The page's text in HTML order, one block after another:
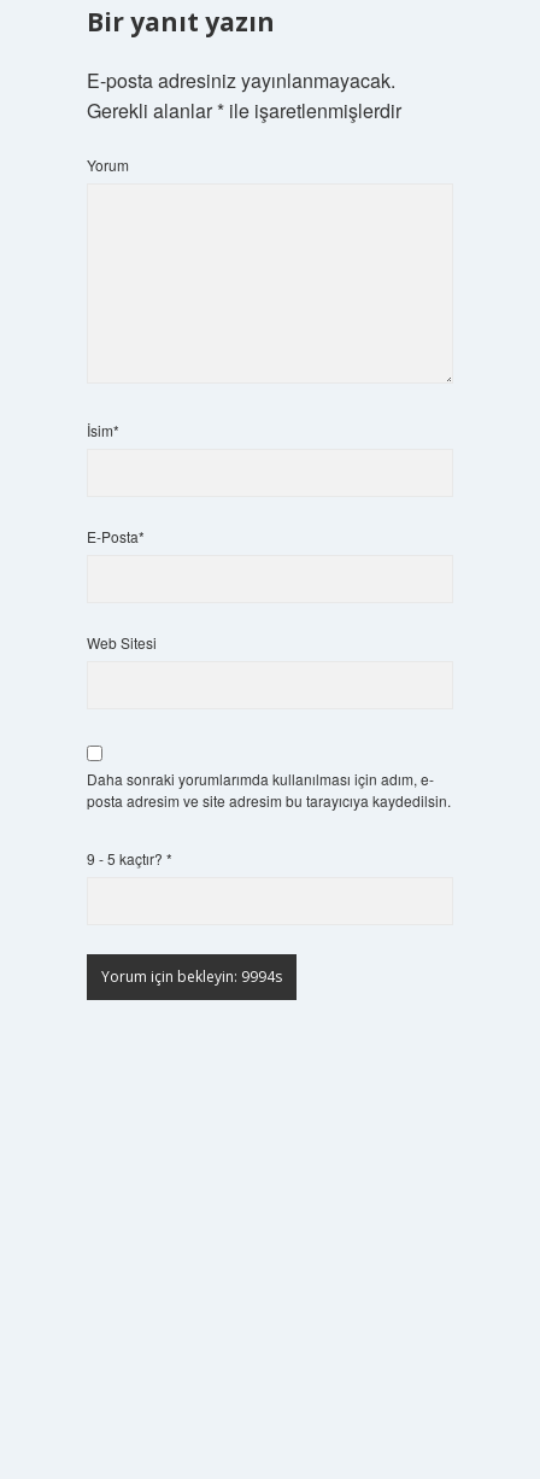
Bir yanıt yazın
E-posta adresiniz yayınlanmayacak.
Gerekli alanlar*ile işaretlenmişlerdir
Yorum
İsim*
E-Posta*
Web Sitesi
Daha sonraki yorumlarımda kullanılması için adım, e-
posta adresim ve site adresim bu tarayıcıya kaydedilsin.
9 - 5 kaçtır? *